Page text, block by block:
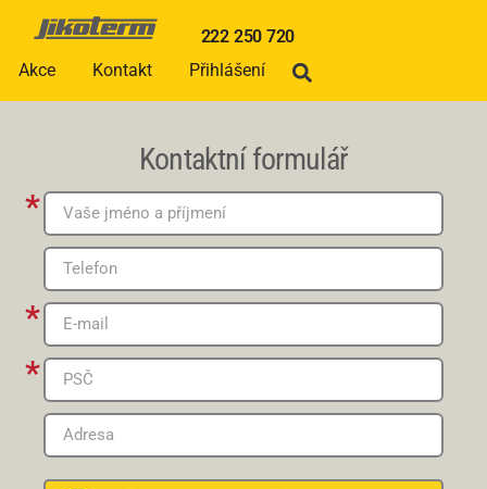
222 250 720
Akce
Kontakt Přihlášení
Kontaktní formulář